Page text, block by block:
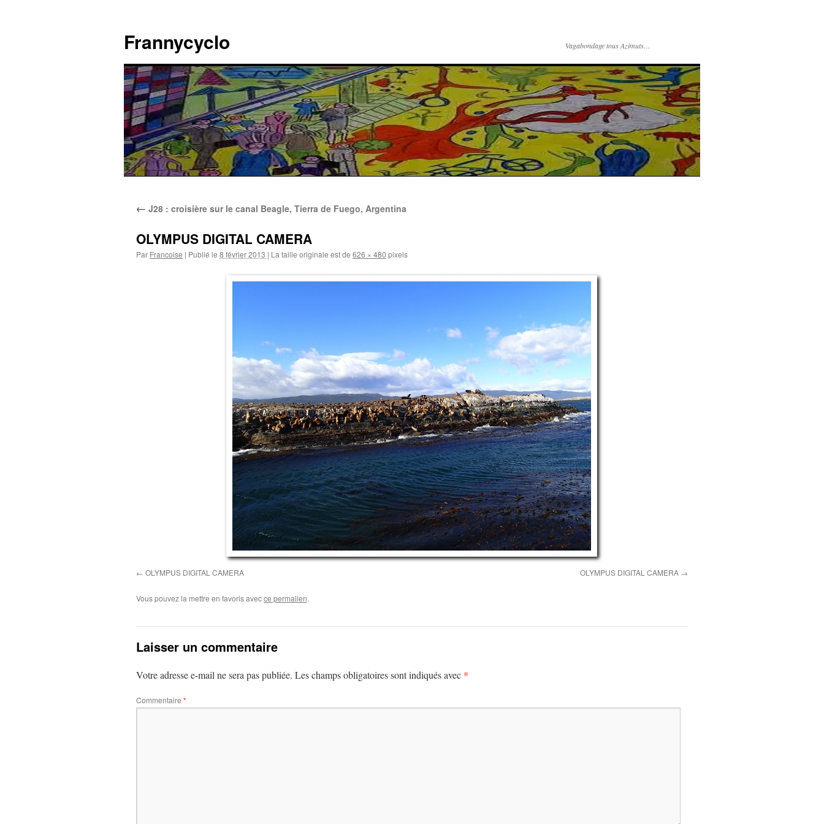
contenu
Frannycyclo Vagabondage tous Azimuts…
← J28 : croisière sur le canal Beagle, Tierra de Fuego, Argentina
OLYMPUS DIGITAL CAMERA
Par Francoise | Publié le 8 février 2013 | La taille originale est de 626 × 480 pixels
OLYMPUS DIGITAL CAMERA OLYMPUS DIGITAL CAMERA
Vous pouvez la mettre en favoris avecce permalien.
Laisser un commentaire
Votre adresse e-mail ne sera pas publiée. Les champs obligatoires sont indiqués avec *
Commentaire *